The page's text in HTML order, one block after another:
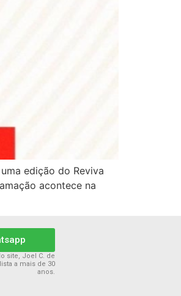
edição do Reviva
acontece na
site, Joel C. de
a mais de 30
anos.